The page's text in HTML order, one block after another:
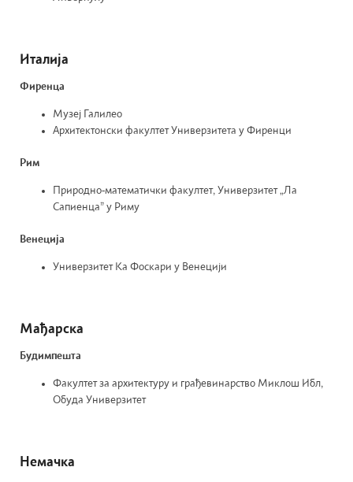
Италија
Фиренца
Музеј Галилео
Архитектонски факултет Универзитета у Фиренци
Рим
Природно-математички факултет, Универзитет „Ла
Сапиенца” у Риму
Венеција
Универзитет Ка Фоскари у Венецији
Мађарска
Будимпешта
Факултет за архитектуру и грађевинарство Миклош Ибл,
Обуда Универзитет
Немачка